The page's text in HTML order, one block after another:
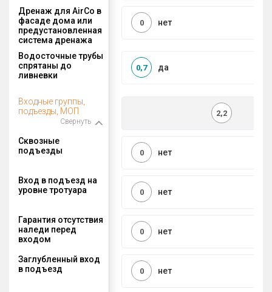
Дренаж для AirCo в
фасаде дома или
предустановленная
система дренажа
нет
0
Водосточные трубы
спрятаны до
ливневки
да
0,7
Входные группы,
подъезды, МОП
Свернуть
2,2
Сквозные
подъезды
нет
0
Вход в подъезд на
уровне тротуара
нет
0
Гарантия отсутствия
наледи перед
входом
нет
0
Заглубленный вход
в подъезд
нет
0